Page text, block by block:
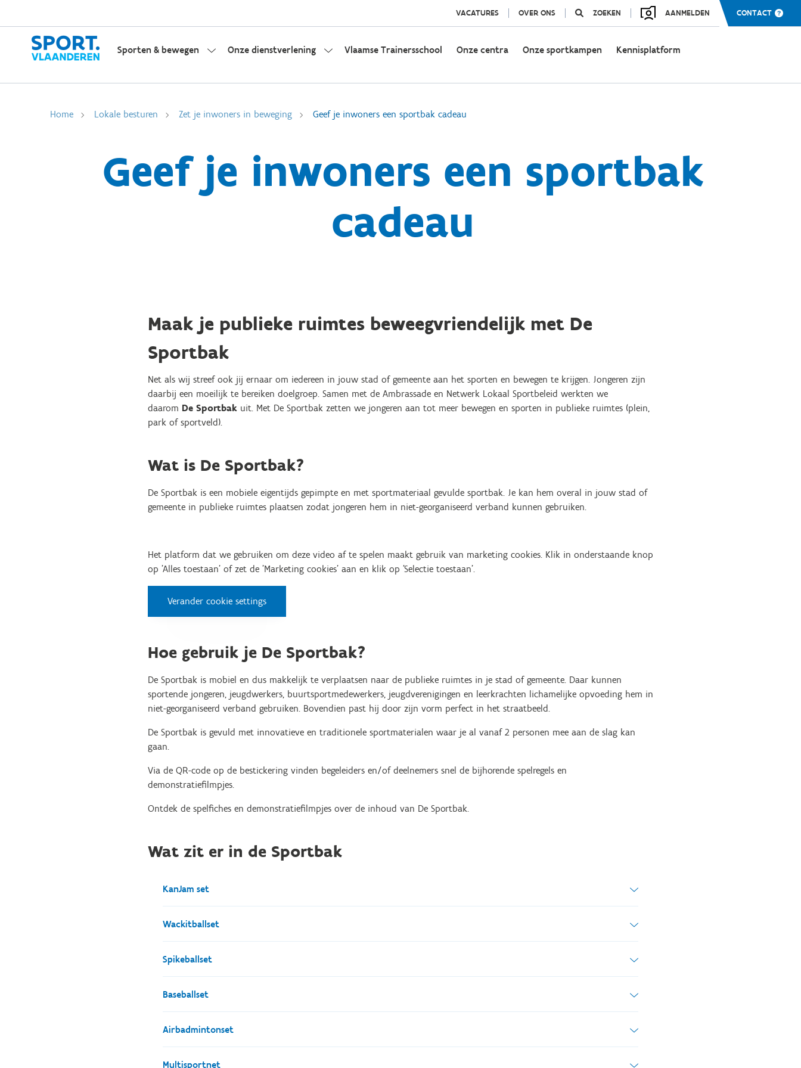
VACATURES OVER ONS ZOEKEN AANMELDEN CONTACT
Sporten & bewegen Onze dienstverlening Vlaamse Trainersschool Onze centra Onze sportkampen Kennisplatform
Home Lokale besturen Zet je inwoners in beweging Geef je inwoners een sportbak cadeau
Geef je inwoners een sportbak
cadeau
Maak je publieke ruimtes beweegvriendelijk met De
Sportbak
Net als wij streef ook jij ernaar om iedereen in jouw stad of gemeente aan het sporten en bewegen te krijgen. Jongeren zijn
daarbij een moeilijk te bereiken doelgroep. Samen met de Ambrassade en Netwerk Lokaal Sportbeleid werkten we
daarom De Sportbak uit. Met De Sportbak zetten we jongeren aan tot meer bewegen en sporten in publieke ruimtes (plein,
park of sportveld).
Wat is De Sportbak?
De Sportbak is een mobiele eigentijds gepimpte en met sportmateriaal gevulde sportbak. Je kan hem overal in jouw stad of
gemeente in publieke ruimtes plaatsen zodat jongeren hem in niet-georganiseerd verband kunnen gebruiken.
Het platform dat we gebruiken om deze video af te spelen maakt gebruik van marketing cookies. Klik in onderstaande knop
op 'Alles toestaan' of zet de 'Marketing cookies' aan en klik op 'Selectie toestaan'.
Verander cookie settings
Hoe gebruik je De Sportbak?
De Sportbak is mobiel en dus makkelijk te verplaatsen naar de publieke ruimtes in je stad of gemeente. Daar kunnen
sportende jongeren, jeugdwerkers, buurtsportmedewerkers, jeugdverenigingen en leerkrachten lichamelijke opvoeding hem in
niet-georganiseerd verband gebruiken. Bovendien past hij door zijn vorm perfect in het straatbeeld.
De Sportbak is gevuld met innovatieve en traditionele sportmaterialen waar je al vanaf 2 personen mee aan de slag kan
gaan.
Via de QR-code op de bestickering vinden begeleiders en/of deelnemers snel de bijhorende spelregels en
demonstratiefilmpjes.
Ontdek de spelfiches en demonstratiefilmpjes over de inhoud van De Sportbak.
Wat zit er in de Sportbak
KanJam set
2 duurzame, makkelijk mee te nemen vaten (‘Kans’)
Wackitballset
1 wackitballbase
1 draagtas
belijningsset
Spikeballset
1 kader met net (diam. 91,50cm)
een draagtas
Baseballset
1 vanghandschoen Senior 12", links
Airbadmintonset
4 badmintonrackets
Multisportnet